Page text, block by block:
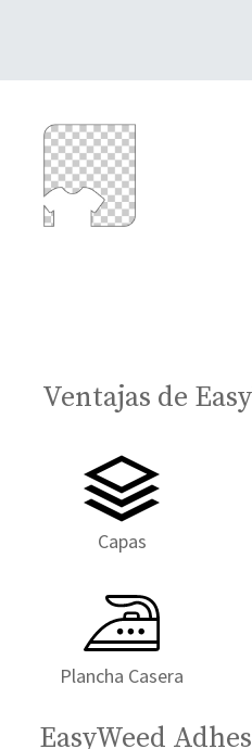
Ventajas de
Capas
Plancha Casera
EasyWeed